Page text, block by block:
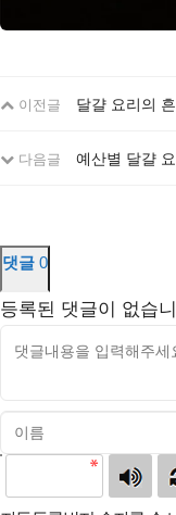
이전글 달걀 요리의
다음글 예산별 달걀
댓글 0
등록된 댓글이 없습